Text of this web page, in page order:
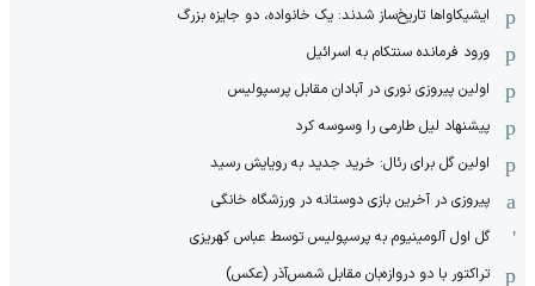
ایشیکاوا‌ها تاریخ‌ساز شدند: یک خانواده، دو جایزه بزرگ
ورود فرمانده سنتکام به اسرائیل
اولین پیروزی نوری در آبادان مقابل پرسپولیس
پیشنهاد لیل طارمی را وسوسه کرد
اولین گل برای رئال: خرید جدید به رویایش رسید
پیروزی در آخرین بازی دوستانه در ورزشگاه خانگی
گل اول آلومینیوم به پرسپولیس توسط عباس کهریزی
تراکتور با دو دروازه‌بان مقابل شمس‌آذر (عکس)